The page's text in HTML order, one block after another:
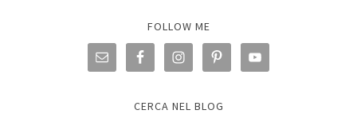
FOLLOW ME
CERCA NEL BLOG